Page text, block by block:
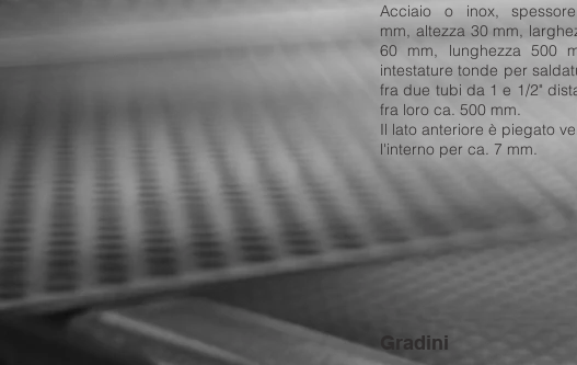
Acciaio o inox,
mm, altezza 30 mm,
60 mm, lunghezza 500
intestature tonde per
fra due tubi da 1 e 1/2"
fra loro ca. 500 mm.
Il lato anteriore è piegato
l'interno per ca. 7 mm.
Gradini